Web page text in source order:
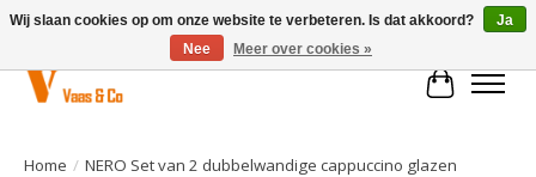
Home / NERO Set van 2 dubbelwandige cappuccino glazen
Wij slaan cookies op om onze website te verbeteren. Is dat akkoord?
Ja
Nee
Meer over cookies »